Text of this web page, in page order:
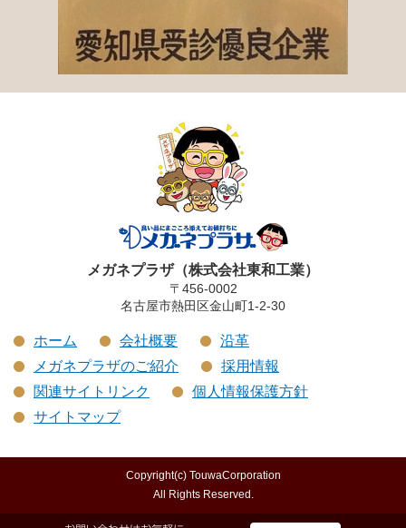
メガネプラザ（株式会社東和工業）
〒456-0002
名古屋市熱田区金山町1-2-30
ホーム 会社概要
沿革
メガネプラザのご紹介
採用情報
関連サイトリンク
個人情報保護方針
サイトマップ
Copyright(c) TouwaCorporation
All Rights Reserved.